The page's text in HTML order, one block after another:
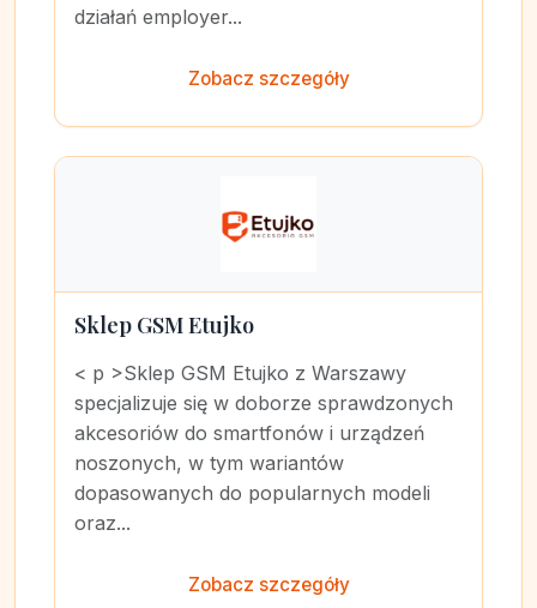
działań employer...
Zobacz szczegóły
Sklep GSM Etujko
< p >Sklep GSM Etujko z Warszawy
specjalizuje się w doborze sprawdzonych
akcesoriów do smartfonów i urządzeń
noszonych, w tym wariantów
dopasowanych do popularnych modeli
oraz...
Zobacz szczegóły